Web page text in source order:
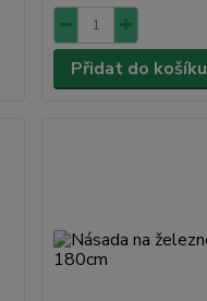
Přidat do košíku